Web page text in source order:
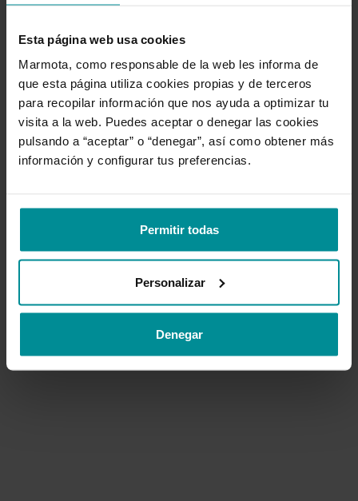
Esta página web usa cookies
Marmota, como responsable de la web les informa de
que esta página utiliza cookies propias y de terceros
para recopilar información que nos ayuda a optimizar tu
visita a la web. Puedes aceptar o denegar las cookies
pulsando a “aceptar” o “denegar”, así como obtener más
información y configurar tus preferencias.
Permitir todas
Personalizar
Denegar
¡Ups! Algo ha ido mal
Nuestra marmota está trabajando duro
para arreglar este problema en la
madriguera.
CONTACTAR SOPORTE